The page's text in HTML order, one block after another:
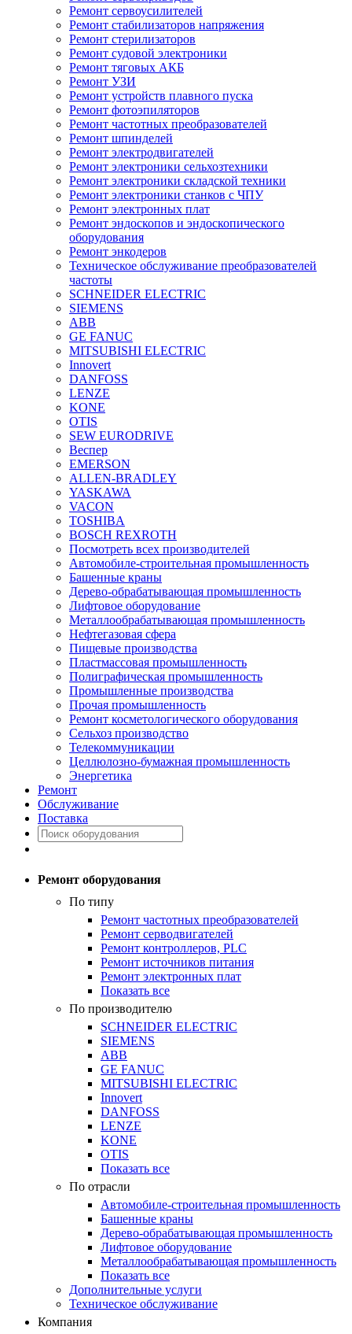
Ремонт сервоусилителей
Ремонт стабилизаторов напряжения
Ремонт стерилизаторов
Ремонт судовой электроники
Ремонт тяговых АКБ
Ремонт УЗИ
Ремонт устройств плавного пуска
Ремонт фотоэпиляторов
Ремонт частотных преобразователей
Ремонт шпинделей
Ремонт электродвигателей
Ремонт электроники сельхозтехники
Ремонт электроники складской техники
Ремонт электроники станков с ЧПУ
Ремонт электронных плат
Ремонт эндоскопов и эндоскопического
оборудования
Ремонт энкодеров
Техническое обслуживание преобразователей
частоты
SCHNEIDER ELECTRIC
SIEMENS
ABB
GE FANUC
MITSUBISHI ELECTRIC
Innovert
DANFOSS
LENZE
KONE
OTIS
SEW EURODRIVE
Веспер
EMERSON
ALLEN-BRADLEY
YASKAWA
VACON
TOSHIBA
BOSCH REXROTH
Посмотреть всех производителей
Автомобиле-строительная промышленность
Башенные краны
Дерево-обрабатывающая промышленность
Лифтовое оборудование
Металлообрабатывающая промышленность
Нефтегазовая сфера
Пищевые производства
Пластмассовая промышленность
Полиграфическая промышленность
Промышленные производства
Прочая промышленность
Ремонт косметологического оборудования
Сельхоз производство
Телекоммуникации
Целлюлозно-бумажная промышленность
Энергетика
Ремонт
Обслуживание
Поставка
Ремонт оборудования
По типу
Ремонт частотных преобразователей
Ремонт серводвигателей
Ремонт контроллеров, PLC
Ремонт источников питания
Ремонт электронных плат
Показать все
По производителю
SCHNEIDER ELECTRIC
SIEMENS
ABB
GE FANUC
MITSUBISHI ELECTRIC
Innovert
DANFOSS
LENZE
KONE
OTIS
Показать все
По отрасли
Автомобиле-строительная промышленность
Башенные краны
Дерево-обрабатывающая промышленность
Лифтовое оборудование
Металлообрабатывающая промышленность
Показать все
Дополнительные услуги
Техническое обслуживание
Компания